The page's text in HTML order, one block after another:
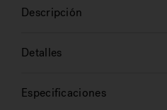
Descripción
Detalles
Especificaciones